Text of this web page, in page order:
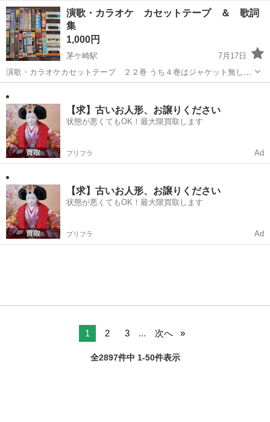
ム寮完備！寮費7割会社負担！赴任旅費支給あり！土日祝休み＆年間休
日124日★食堂利用OK！幅広い年齢の男性活躍中！《神奈川県茅ケ崎
市》 人気の工場のお仕事 ◇化...
神奈川 茅ヶ崎市
演歌・カラオケ カセットテープ ＆ 歌詞
集
1,000円
茅ケ崎駅
7月17日
演歌・カラオケカセットテープ ２２巻 うち４巻はジャケット無し
（カセットケースは有り） 歌詞集 ２２冊 うち灯歌集 １４冊 詳し
くは写真をご覧ください 当方、パソコンでの対応になりますので、お
問合せのメ...
【求】古いお人形、お譲りください
状態が悪くてもOK！最大限買取します
プリフラ Ad
【求】古いお人形、お譲りください
状態が悪くてもOK！最大限買取します
プリフラ Ad
1 2 3 ... 次へ
全2897件中 1-50件表示